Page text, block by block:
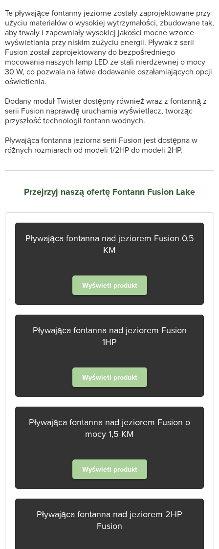
Te pływające fontanny jeziorne zostały zaprojektowane przy
użyciu materiałów o wysokiej wytrzymałości, zbudowane tak,
aby trwały i zapewniały wysokiej jakości mocne wzorce
wyświetlania przy niskim zużyciu energii. Pływak z serii
Fusion został zaprojektowany do bezpośredniego
mocowania naszych lamp LED ze stali nierdzewnej o mocy
30 W, co pozwala na łatwe dodawanie oszałamiających opcji
oświetlenia.
Dodany moduł Twister dostępny również wraz z fontanną z
serii Fusion naprawdę uruchamia wyświetlacz, tworząc
przyszłość technologii fontann wodnych.
Pływająca fontanna jeziorna serii Fusion jest dostępna w
różnych rozmiarach od modeli 1/2HP do modeli 2HP.
Przejrzyj naszą ofertę Fontann Fusion Lake
Pływająca fontanna nad jeziorem Fusion 0,5
KM
Wyświetl produkt
Pływająca fontanna nad jeziorem Fusion
1HP
Wyświetl produkt
Pływająca fontanna nad jeziorem Fusion o
mocy 1,5 KM
Wyświetl produkt
Pływająca fontanna nad jeziorem 2HP
Fusion